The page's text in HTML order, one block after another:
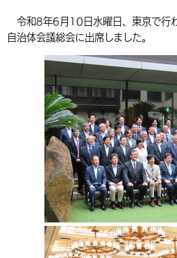
言語を選
英語（English）
中国語（繁体字）
組織
福祉・介護 健
税金
環境・衛生
外
入札・契約 産
子育て・教育
手当・助成
相談・支援・情報 計
観光なび
遊ぶ・体験する グ
買う・おみやげ 四
移住・定住
中津市について 市
地方創生・地域活性化 広
行政・計画
令和8年6月10日水曜日、東京で行
自治体会議総会に出席しました。